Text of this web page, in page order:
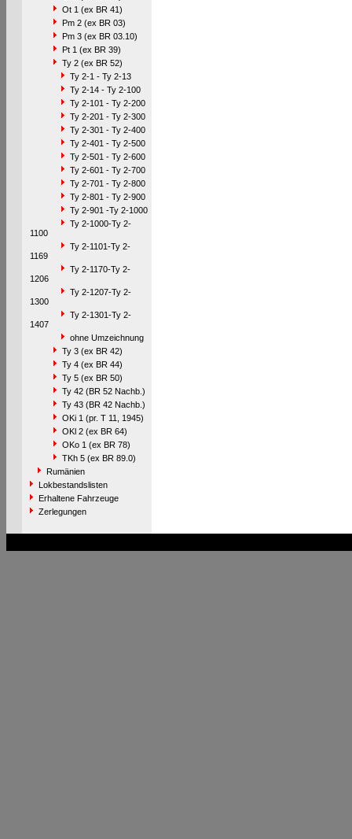
Ot 1 (ex BR 41)
Pm 2 (ex BR 03)
Pm 3 (ex BR 03.10)
Pt 1 (ex BR 39)
Ty 2 (ex BR 52)
Ty 2-1 - Ty 2-13
Ty 2-14 - Ty 2-100
Ty 2-101 - Ty 2-200
Ty 2-201 - Ty 2-300
Ty 2-301 - Ty 2-400
Ty 2-401 - Ty 2-500
Ty 2-501 - Ty 2-600
Ty 2-601 - Ty 2-700
Ty 2-701 - Ty 2-800
Ty 2-801 - Ty 2-900
Ty 2-901 -Ty 2-1000
Ty 2-1000-Ty 2-
1100
Ty 2-1101-Ty 2-
1169
Ty 2-1170-Ty 2-
1206
Ty 2-1207-Ty 2-
1300
Ty 2-1301-Ty 2-
1407
ohne Umzeichnung
Ty 3 (ex BR 42)
Ty 4 (ex BR 44)
Ty 5 (ex BR 50)
Ty 42 (BR 52 Nachb.)
Ty 43 (BR 42 Nachb.)
OKi 1 (pr. T 11, 1945)
OKl 2 (ex BR 64)
OKo 1 (ex BR 78)
TKh 5 (ex BR 89.0)
Rumänien
Lokbestandslisten
Erhaltene Fahrzeuge
Zerlegungen